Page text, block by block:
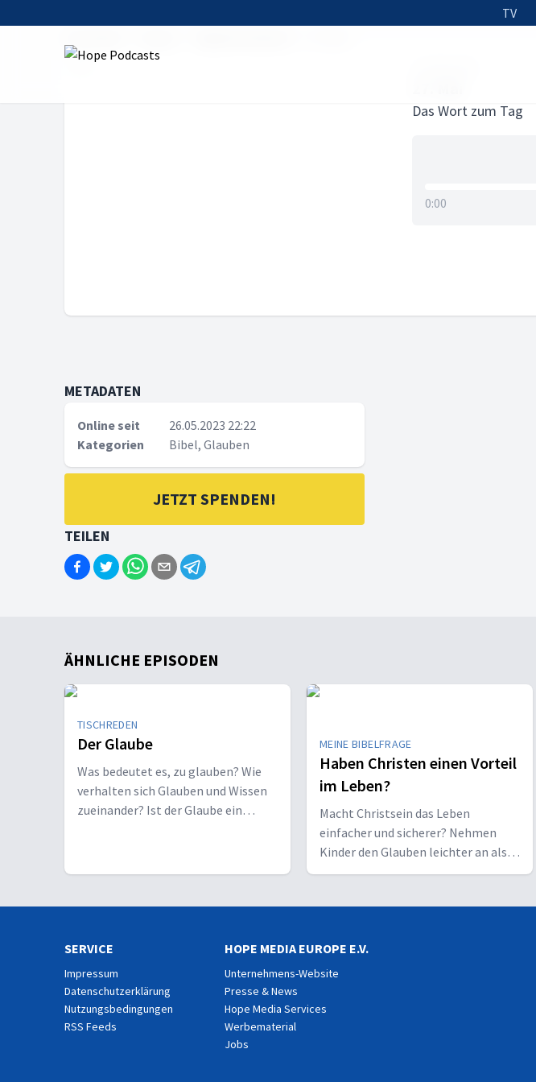
TV
Das Wort zum Tag
0:00
METADATEN
Online seit
26.05.2023 22:22
Kategorien
Bibel, Glauben
JETZT SPENDEN!
TEILEN
ÄHNLICHE EPISODEN
TISCHREDEN
Der Glaube
Was bedeutet es, zu glauben? Wie
verhalten sich Glauben und Wissen
zueinander? Ist der Glaube ein
MEINE BIBELFRAGE
Haben Christen einen Vorteil
im Leben?
Macht Christsein das Leben
einfacher und sicherer? Nehmen
Kinder den Glauben leichter an als
Erwachsene?
SERVICE
Impressum
Datenschutzerklärung
Nutzungsbedingungen
RSS Feeds
HOPE MEDIA EUROPE E.V.
Unternehmens-Website
Presse & News
Hope Media Services
Werbematerial
Jobs